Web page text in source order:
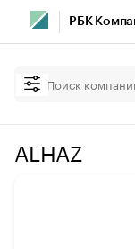
РБК
ALHAZ